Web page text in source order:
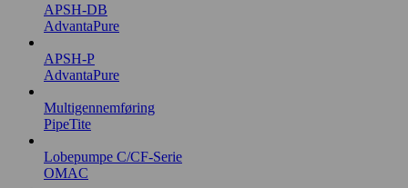
APSH-DB
AdvantaPure
APSH-P
AdvantaPure
Multigennemføring
PipeTite
Lobepumpe C/CF-Serie
OMAC